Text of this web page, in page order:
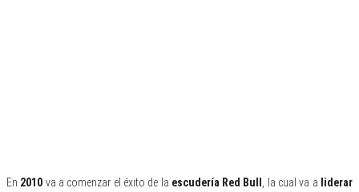
En 2010 va a comenzar el éxito de la escudería Red Bull , la cual va a liderar